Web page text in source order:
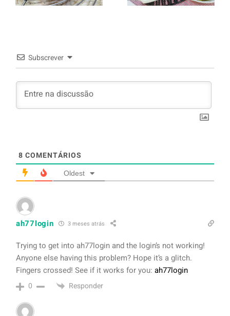
Subscrever
8 COMENTÁRIOS
Oldest
ah77login 3 meses atrás
Trying to get into ah77login and the login’s not working!
Anyone else having this problem? Hope it’s a glitch.
Fingers crossed! See if it works for you: ah77login
0 Responder